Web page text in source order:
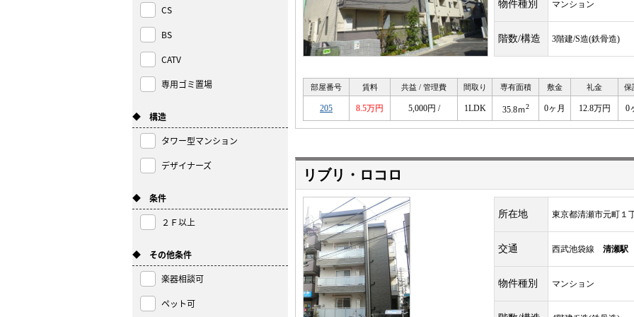
物件種別 マンション
階数/構造 3階建/S造(鉄骨造)
部屋番号 賃料 共益 / 管理費 間取り 専有面積 敷金 礼金 保
205 8.5万円 5,000円 / 1LDK 35.8ｍ2 0ヶ月 12.8万円 0
リブリ・ロコロ
所在地 東京都清瀬市元町１
交通 西武池袋線 清瀬駅
物件種別 マンション
CS
BS
CATV
専用ゴミ置場
◆ 構造
タワー型マンション
デザイナーズ
◆ 条件
２Ｆ以上
◆ その他条件
楽器相談可
ペット可